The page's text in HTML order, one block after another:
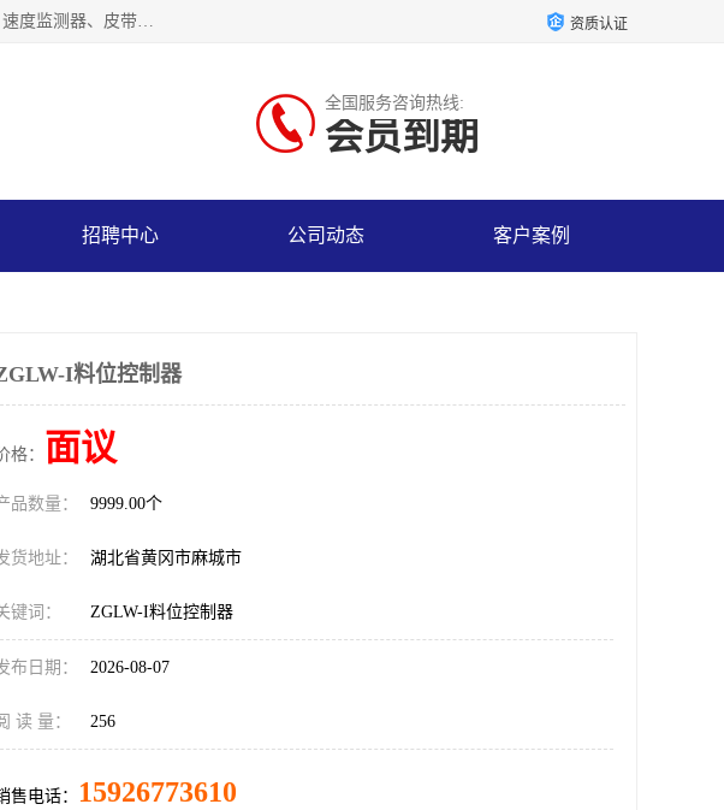
湖北杭荣电气有限公司是一家主要从事生产接近开关、光电开关，霍尔开关、两级跑偏开关、双向拉绳开关、速度监测器、皮带打滑开关、阻旋式料位开关、皮带纵向撕裂开关、溜槽堵塞开关、声光报警器、矿用磁性井筒开关等，主营行业：电气设备、仪器仪表制造, 高低压电器，成套电气设备，矿用防爆机电设备，皮带机综合保护系统，防爆电器，传感器，工矿配件，电器配件，自动化工业机器人的研发，制造，加工销售。 资质认证
全国服务咨询热线:
会员到期
招聘中心 公司动态 客户案例
I料位控制器
格： 面议
品数量： 9999.00个
货地址： 湖北省黄冈市麻城市
键词： ZGLW-I料位控制器
布日期： 2026-08-07
读 量： 256
售电话： 15926773610